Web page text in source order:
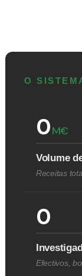
O
0M€
Volume
Receitas
0
Efectivos,